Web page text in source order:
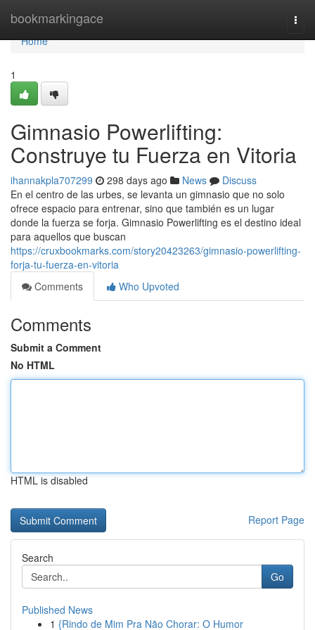
bookmarkingace
Home
Home
1
Gimnasio Powerlifting:
Construye tu Fuerza en Vitoria
ihannakpla707299 298 days ago News
Discuss
En el centro de las urbes, se levanta un gimnasio que no solo
ofrece espacio para entrenar, sino que también es un lugar
donde la fuerza se forja. Gimnasio Powerlifting es el destino ideal
para aquellos que buscan
https://cruxbookmarks.com/story20423263/gimnasio-powerlifting-
forja-tu-fuerza-en-vitoria
Comments
Who Upvoted
Comments
Submit a Comment
No HTML
HTML is disabled
Report Page
Search
Go
Published News
1 {Rindo de Mim Pra Não Chorar: O Humor